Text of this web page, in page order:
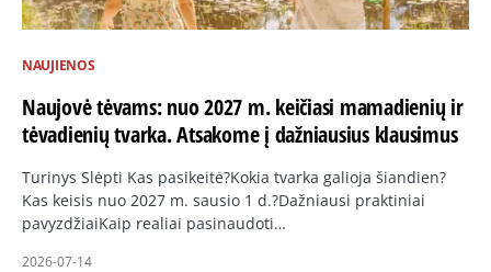
NAUJIENOS
Naujovė tėvams: nuo 2027 m. keičiasi mamadienių ir
tėvadienių tvarka. Atsakome į dažniausius klausimus
Turinys Slėpti Kas pasikeitė?Kokia tvarka galioja šiandien?
Kas keisis nuo 2027 m. sausio 1 d.?Dažniausi praktiniai
pavyzdžiaiKaip realiai pasinaudoti…
2026-07-14